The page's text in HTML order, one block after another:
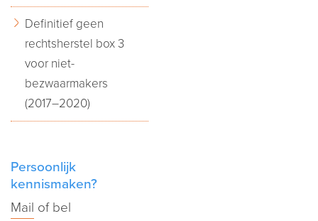
Definitief geen
rechtsherstel box 3
voor niet-
bezwaarmakers
(2017–2020)
Persoonlijk
kennismaken?
Mail of bel